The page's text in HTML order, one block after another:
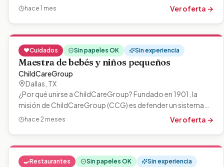
en LUMA Residential! Pago…
hace 1 mes Ver oferta →
❤️Cuidados Sin papeles OK Sin experiencia
Maestra de bebés y niños pequeños
ChildCareGroup
Dallas TX
¿Por qué unirse a ChildCareGroup? Fundado en 1901, la
misión de ChildCareGroup (CCG) es defender un sistema
sólido para la primera infancia…
hace 2 meses Ver oferta →
🍳Restaurantes Sin papeles OK Sin experiencia